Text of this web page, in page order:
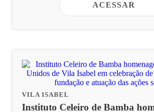
ACESSAR
VILA ISABEL
Instituto Celeiro de Bamba